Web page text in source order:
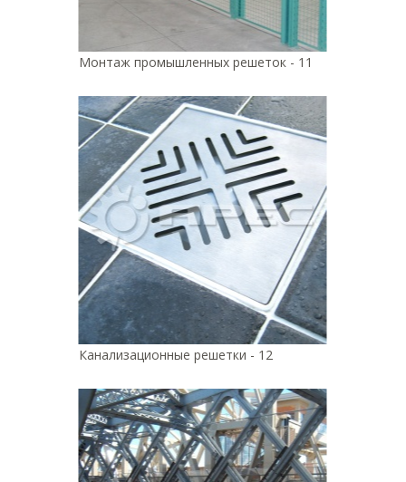
Монтаж промышленных решеток - 11
Канализационные решетки - 12